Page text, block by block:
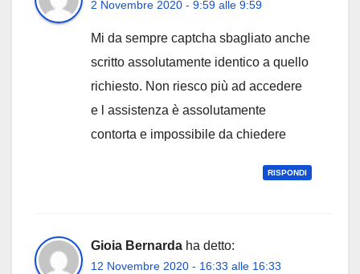
2 Novembre 2020 - 9:59 alle 9:59
Mi da sempre captcha sbagliato anche
scritto assolutamente identico a quello
richiesto. Non riesco più ad accedere
e l assistenza è assolutamente
contorta e impossibile da chiedere
RISPONDI
Gioia Bernarda ha detto:
12 Novembre 2020 - 16:33 alle 16:33